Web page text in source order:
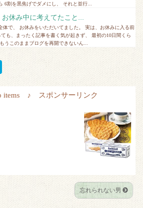
6割を黒焦げでダメにし、 それと並行...
休み中に考えてたこと...
体で、 お休みをいただいてました。 実は、お休みに入る前
も、まったく記事を書く気が起きず、 最初の10日間くら
うこのままブログを再開できないん...
titems ♪ スポンサーリンク
忘れられない男